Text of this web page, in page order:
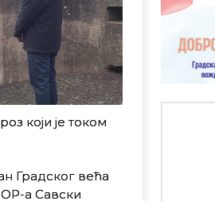
који је током
Градског већа
а Савски